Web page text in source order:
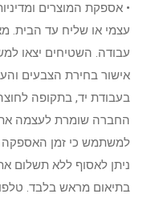
• אספקת המוצרים
אישור בחירת הצבעים
בעבודת יד, בתקופה
החברה שומרת לעצמה את
למשתמש כי זמן האספקה
ניתן לאסוף ללא תשלום
בתיאום מראש בלבד. טלפון